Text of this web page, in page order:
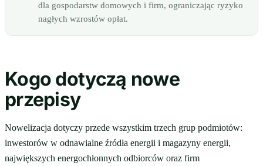
dla gospodarstw domowych i firm, ograniczając ryzyko
nagłych wzrostów opłat.
Kogo dotyczą nowe
przepisy
Nowelizacja dotyczy przede wszystkim trzech grup podmiotów:
inwestorów w odnawialne źródła energii i magazyny energii,
największych energochłonnych odbiorców oraz firm